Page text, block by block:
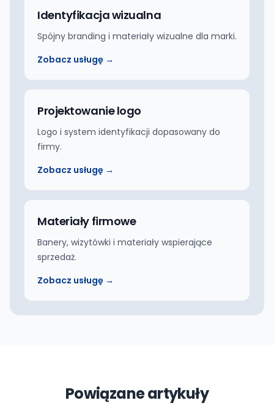
Identyfikacja wizualna
Spójny branding i materiały wizualne dla marki.
Zobacz usługę →
Projektowanie logo
Logo i system identyfikacji dopasowany do
firmy.
Zobacz usługę →
Materiały firmowe
Banery, wizytówki i materiały wspierające
sprzedaż.
Zobacz usługę →
Powiązane artykuły